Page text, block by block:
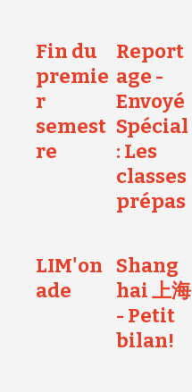
Fin du
premie
r
semest
re
Report
age -
Envoyé
Spécial
: Les
classes
prépas
LIM'on
ade
Shang
hai 上海
- Petit
bilan!